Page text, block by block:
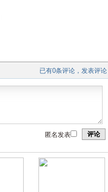
已有0条评论，发表评论
评论
匿名发表